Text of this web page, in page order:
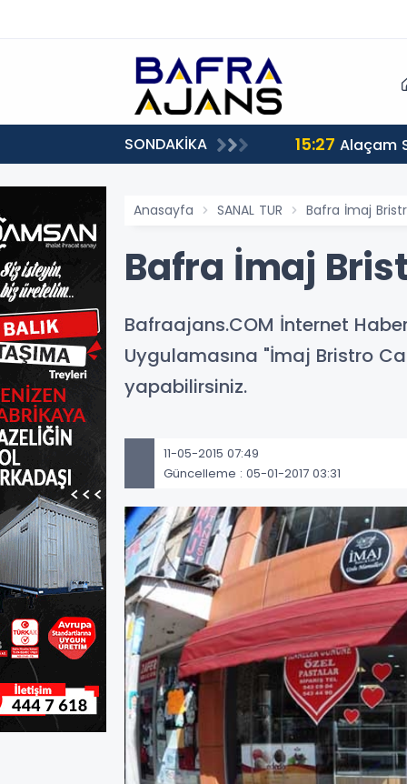
SONDAKİKA 15:27 Alaçam
Anasayfa SANAL TUR Bafra İmaj
Bafra İmaj
Bafraajans.COM İnternet
Uygulamasına "İmaj Bristro
yapabilirsiniz.
11-05-2015 07:49
Güncelleme : 05-01-2017 03:31